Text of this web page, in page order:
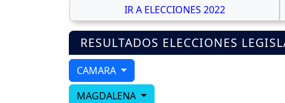
IR A ELECCIONES 2022
RESULTADOS ELECCIONES
CAMARA
MAGDALENA